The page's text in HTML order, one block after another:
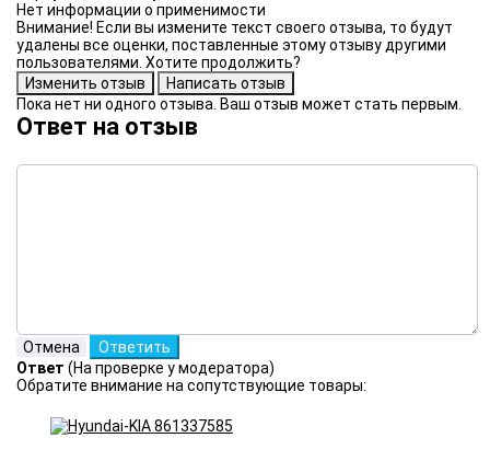
Нет информации о применимости
Внимание! Если вы измените текст своего отзыва, то будут
удалены все оценки, поставленные этому отзыву другими
пользователями. Хотите продолжить?
Пока нет ни одного отзыва. Ваш отзыв может стать первым.
Ответ на отзыв
Ответ (На проверке у модератора)
Обратите внимание на сопутствующие товары: